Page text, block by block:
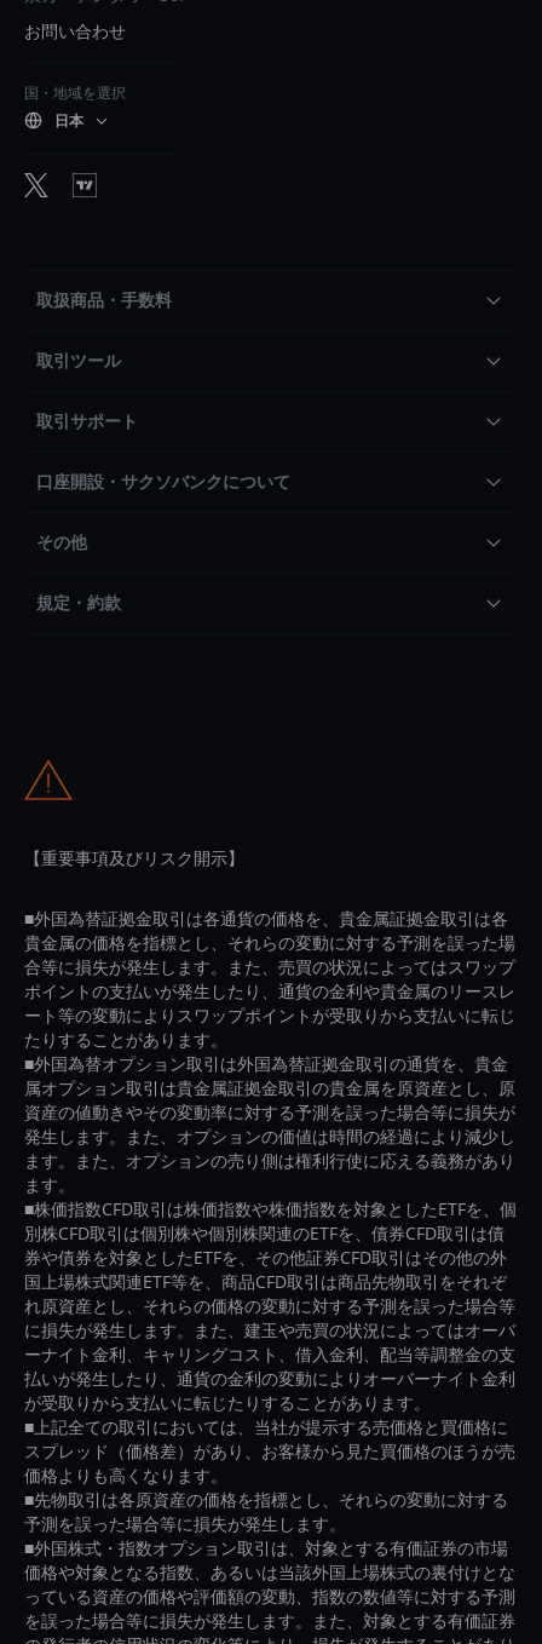
お問い合わせ
国・地域を選択
日本
取扱商品・手数料
取引ツール
取引サポート
口座開設・サクソバンクについて
その他
規定・約款
【重要事項及びリスク開示】
■外国為替証拠金取引は各通貨の価格を、貴金属証拠金取引は各
貴金属の価格を指標とし、それらの変動に対する予測を誤った場
合等に損失が発生します。また、売買の状況によってはスワップ
ポイントの支払いが発生したり、通貨の金利や貴金属のリースレ
ート等の変動によりスワップポイントが受取りから支払いに転じ
たりすることがあります。
■外国為替オプション取引は外国為替証拠金取引の通貨を、貴金
属オプション取引は貴金属証拠金取引の貴金属を原資産とし、原
資産の値動きやその変動率に対する予測を誤った場合等に損失が
発生します。また、オプションの価値は時間の経過により減少し
ます。また、オプションの売り側は権利行使に応える義務があり
ます。
■株価指数CFD取引は株価指数や株価指数を対象としたETFを、個
別株CFD取引は個別株や個別株関連のETFを、債券CFD取引は債
券や債券を対象としたETFを、その他証券CFD取引はその他の外
国上場株式関連ETF等を、商品CFD取引は商品先物取引をそれぞ
れ原資産とし、それらの価格の変動に対する予測を誤った場合等
に損失が発生します。また、建玉や売買の状況によってはオーバ
ーナイト金利、キャリングコスト、借入金利、配当等調整金の支
払いが発生したり、通貨の金利の変動によりオーバーナイト金利
が受取りから支払いに転じたりすることがあります。
■上記全ての取引においては、当社が提示する売価格と買価格に
スプレッド（価格差）があり、お客様から見た買価格のほうが売
価格よりも高くなります。
■先物取引は各原資産の価格を指標とし、それらの変動に対する
予測を誤った場合等に損失が発生します。
■外国株式・指数オプション取引は、対象とする有価証券の市場
価格や対象となる指数、あるいは当該外国上場株式の裏付けとな
っている資産の価格や評価額の変動、指数の数値等に対する予測
を誤った場合等に損失が発生します。また、対象とする有価証券